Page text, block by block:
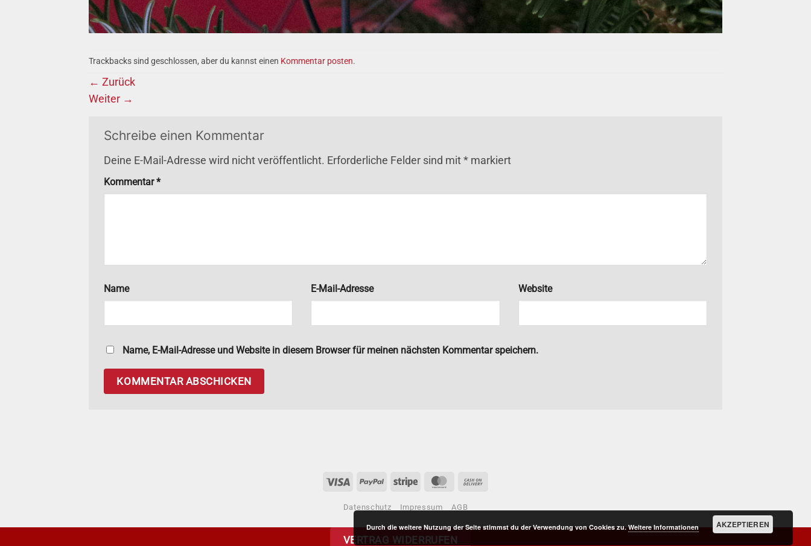
Trackbacks sind geschlossen, aber du kannst einen Kommentar posten.
← Zurück
Weiter →
Schreibe einen Kommentar
Deine E-Mail-Adresse wird nicht veröffentlicht. Erforderliche Felder sind mit * markiert
Kommentar*
Name E-Mail-Adresse Website
Name, E-Mail-Adresse und Website in diesem Browser für meinen nächsten Kommentar speichern.
Visa PayPal Stripe MasterCard
Delivery
Datenschutz Impressum AGB
VERTRAG WIDERRUFEN
Durch die weitere Nutzung der Seite stimmst du der Verwendung von Cookies zu.Weitere Informationen AKZEPTIEREN